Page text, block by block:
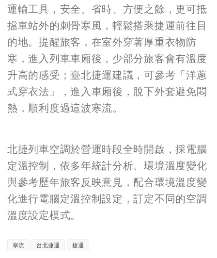
運輸工具，安全、省時、方便之餘，更可抵
擋車站外的刺骨寒風，輕鬆搭乘捷運前往目
的地。提醒旅客，在室外穿著厚重衣物防
寒，進入列車車廂後，少部分旅客會有溫度
升高的感受；臺北捷運建議，可參考「洋蔥
式穿衣法」，進入車廂後，脫下外套避免悶
熱，順利度過這波寒流。
北捷列車空調於營運時段全時開啟，採電腦
定溫控制，依多年統計分析、環境溫度變化
與參考歷年旅客反映意見，配合環境溫度變
化進行電腦定溫控制設定，訂定不同的空調
溫度設定模式。
寒流 台北捷運 捷運